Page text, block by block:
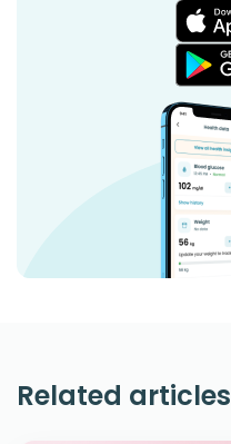
Related articles